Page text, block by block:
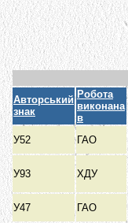
Авторський
знак
Робота
виконана
в
У52 ГАО
У93 ХДУ
У47
ГАО